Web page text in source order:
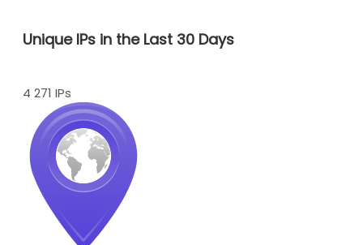
Unique IPs in the Last 30 Days
4 271 IPs